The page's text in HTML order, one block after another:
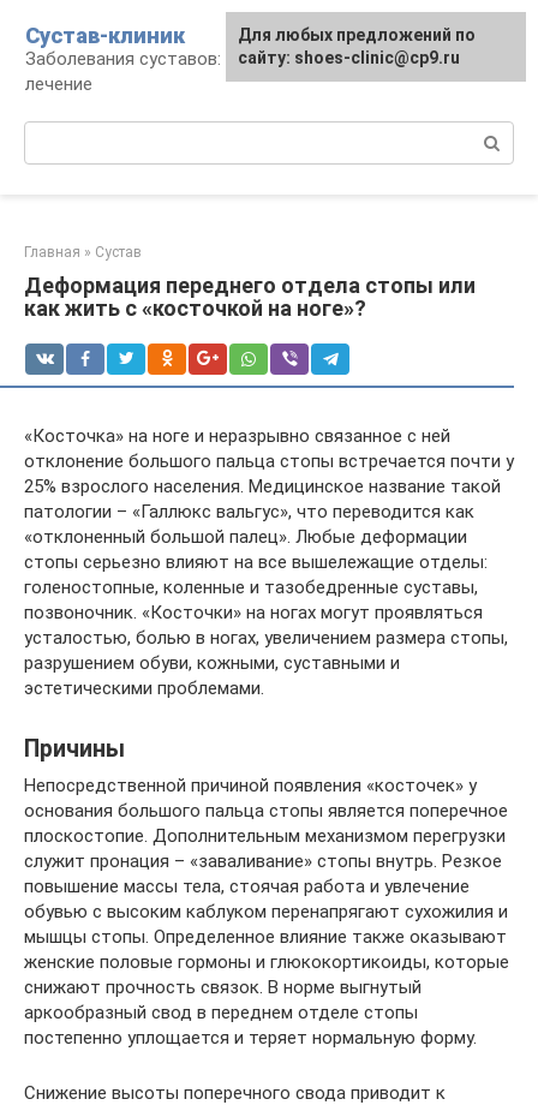
контенту
Сустав-клиник
Заболевания суставов: профилактика и
лечение
Главная » Сустав
Деформация переднего отдела стопы или
как жить с «косточкой на ноге»?
«Косточка» на ноге и неразрывно связанное с ней
отклонение большого пальца стопы встречается почти у
25% взрослого населения. Медицинское название такой
патологии – «Галлюкс вальгус», что переводится как
«отклоненный большой палец». Любые деформации
стопы серьезно влияют на все вышележащие отделы:
голеностопные, коленные и тазобедренные суставы,
позвоночник. «Косточки» на ногах могут проявляться
усталостью, болью в ногах, увеличением размера стопы,
разрушением обуви, кожными, суставными и
эстетическими проблемами.
Причины
Непосредственной причиной появления «косточек» у
основания большого пальца стопы является поперечное
плоскостопие. Дополнительным механизмом перегрузки
служит пронация – «заваливание» стопы внутрь. Резкое
повышение массы тела, стоячая работа и увлечение
обувью с высоким каблуком перенапрягают сухожилия и
мышцы стопы. Определенное влияние также оказывают
женские половые гормоны и глюкокортикоиды, которые
снижают прочность связок. В норме выгнутый
аркообразный свод в переднем отделе стопы
постепенно уплощается и теряет нормальную форму.
Снижение высоты поперечного свода приводит к
Для любых предложений по
сайту: shoes-clinic@cp9.ru